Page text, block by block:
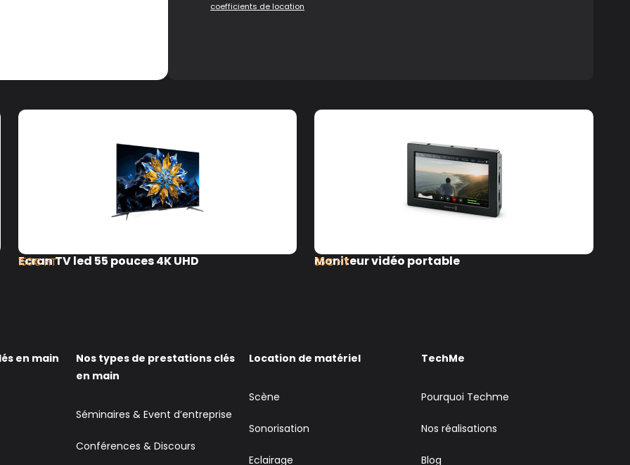
coefficients de location
Ecran TV led 55 pouces 4K UHD
150€ HT Moniteur vidéo portable
35€ HT
en main
Nos types de prestations clés
en main
Séminaires & Event d’entreprise
Conférences & Discours
Location de matériel
Scène
Sonorisation
Eclairage
TechMe
Pourquoi Techme
Nos réalisations
Blog